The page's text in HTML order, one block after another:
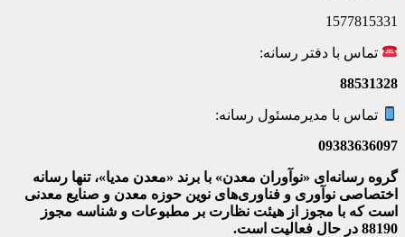
1577815331
تماس با دفتر رسانه:
88531328
تماس با مدیرمسئول رسانه:
09383636097
گروه رسانه‌ای «نوآوران معدن» با برند «معدن مدیا»، تنها رسانه
اختصاصی نوآوری و فناوری‌های نوین حوزه معدن و صنایع معدنی‌
است که با مجوز از هیئت نظارت بر مطبوعات و شناسه مجوز
88190 در حال فعالیت است.